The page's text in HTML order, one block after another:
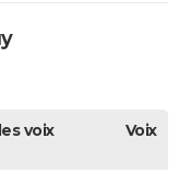
voix Voix